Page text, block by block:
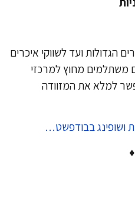
ועד לשווקי איכרים
מחוץ למרכזי
את המזוודה
בבודפשט…